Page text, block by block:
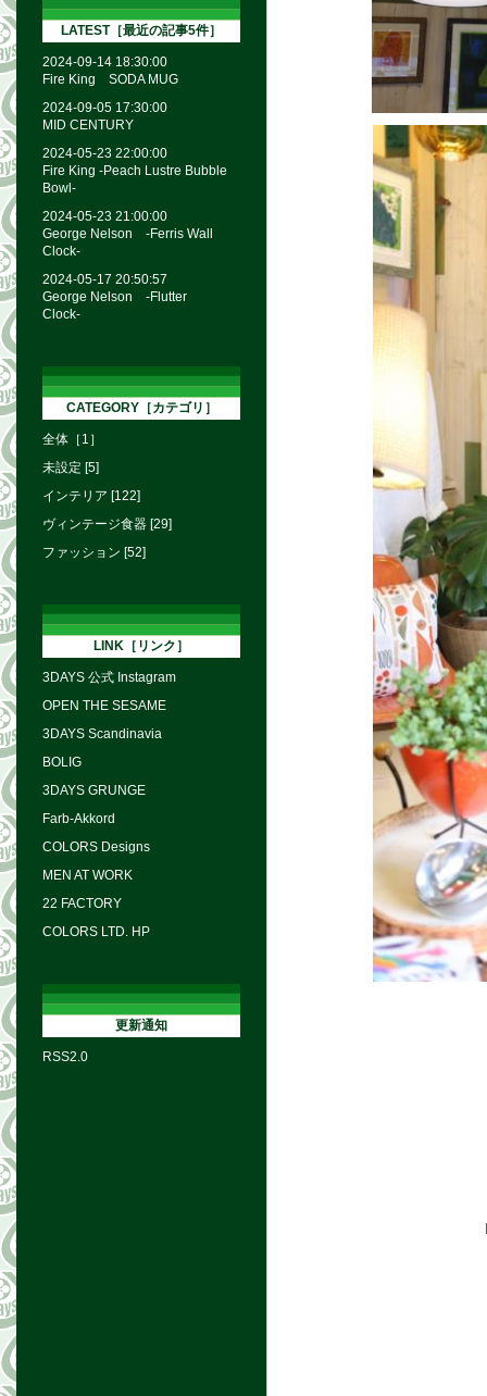
LATEST［最近の記事5件］
2024-09-14 18:30:00
Fire King SODA MUG
2024-09-05 17:30:00
MID CENTURY
2024-05-23 22:00:00
Fire King -Peach Lustre Bubble
Bowl-
2024-05-23 21:00:00
George Nelson -Ferris Wall
Clock-
2024-05-17 20:50:57
George Nelson -Flutter
Clock-
CATEGORY［カテゴリ］
全体［1］
未設定 [5]
インテリア [122]
ヴィンテージ食器 [29]
ファッション [52]
LINK［リンク］
3DAYS 公式 Instagram
OPEN THE SESAME
3DAYS Scandinavia
BOLIG
3DAYS GRUNGE
Farb-Akkord
COLORS Designs
MEN AT WORK
22 FACTORY
COLORS LTD. HP
更新通知
RSS2.0